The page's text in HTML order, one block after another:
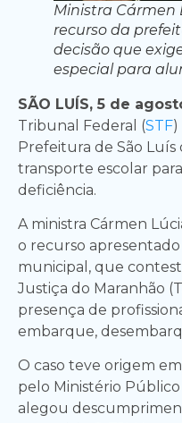
Ministra Cármen
recurso da
decisão que
especial para
SÃO LUÍS, 5 de
Tribunal Federal (STF)
Prefeitura de São
transporte escolar
deficiência.
A ministra Cármen
o recurso
municipal, que
Justiça do Maranhão
presença de
embarque,
O caso teve origem
pelo Ministério
alegou